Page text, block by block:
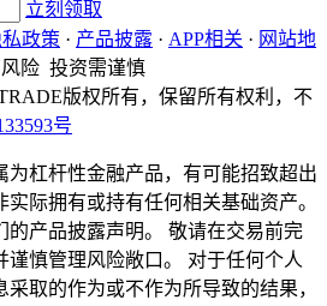
立刻领取
私政策 · 产品披露 · APP相关 · 网站地
险 投资需谨慎
版权所有，保留所有权利，不
号
为杠杆性金融产品，有可能招致超出
际拥有或持有任何相关基础资产。
的产品披露声明。 敬请在交易前完
谨慎管理风险敞口。 对于任何个人
取的作为或不作为所导致的结果，